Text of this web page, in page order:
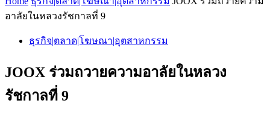
อาลัยในหลวงรัชกาลที่ 9
ธุรกิจ|ตลาด|โฆษณา|อุตสาหกรรม
JOOX ร่วมถวายความอาลัยในหลวง
รัชกาลที่ 9